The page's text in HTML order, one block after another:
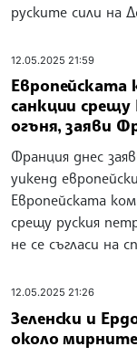
руските сили на
12.05.2025 21:59
Европейската
санкции срещу
огъня, заяви
Франция днес
уикенд
Европейската
срещу руския
не се съгласи на
12.05.2025 21:26
Зеленски и
около